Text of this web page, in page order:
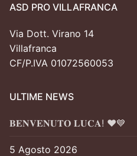
ASD PRO VILLAFRANCA
Via Dott. Virano 14
Villafranca
CF/P.IVA 01072560053
ULTIME NEWS
𝐁𝐄𝐍𝐕𝐄𝐍𝐔𝐓𝐎 𝐋𝐔𝐂𝐀! ❤️💙
5 Agosto 2026